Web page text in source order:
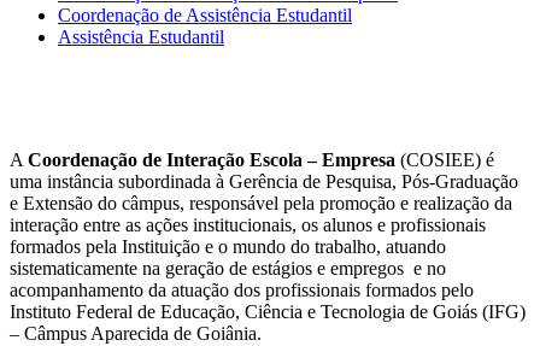
Coordenação de Assistência Estudantil
Assistência Estudantil
ACoordenação de Interação Escola – Empresa (COSIEE) é
uma instância subordinada à Gerência de Pesquisa, Pós-Graduação
e Extensão do câmpus, responsável pela promoção e realização da
interação entre as ações institucionais, os alunos e profissionais
formados pela Instituição e o mundo do trabalho, atuando
sistematicamente na geração de estágios e empregos e no
acompanhamento da atuação dos profissionais formados pelo
Instituto Federal de Educação, Ciência e Tecnologia de Goiás (IFG)
– Câmpus Aparecida de Goiânia.